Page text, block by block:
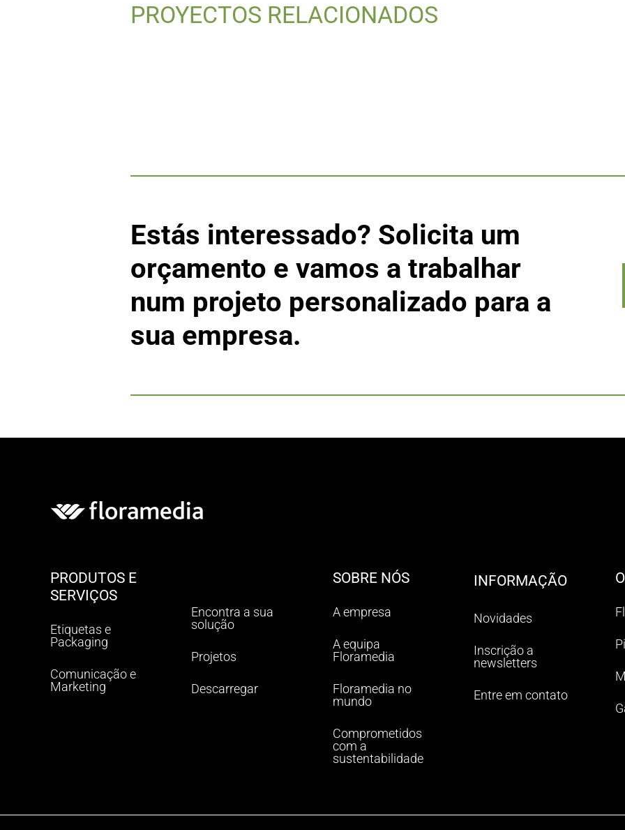
PROYECTOS RELACIONADOS
Estás interessado? Solicita um
orçamento e vamos a trabalhar
num projeto personalizado para a
sua empresa.
PRODUTOS E
SERVIÇOS
Etiquetas e
Packaging
Comunicação e
Marketing
Encontra a sua
solução
Projetos
Descarregar
SOBRE NÓS
A empresa
A equipa
Floramedia
Floramedia no
mundo
Comprometidos
com a
sustentabilidade
INFORMAÇÃO
Novidades
Inscrição a
newsletters
Entre em contato